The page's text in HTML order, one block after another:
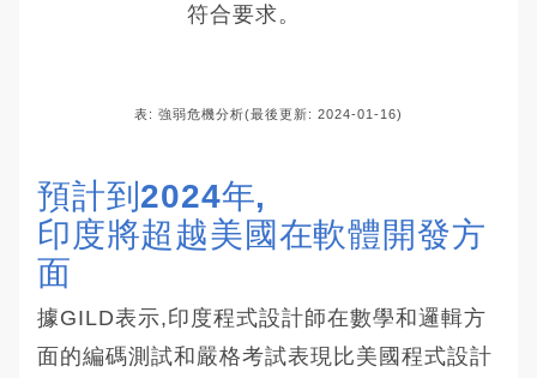
符合要求。
表: 強弱危機分析(最後更新: 2024-01-16)
預計到2024年,
印度將超越美國在軟體開發方
面
據GILD表示,印度程式設計師在數學和邏輯方
面的編碼測試和嚴格考試表現比美國程式設計